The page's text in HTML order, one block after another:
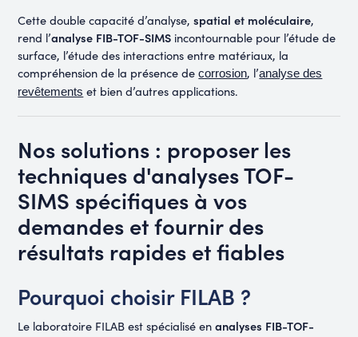
Cette double capacité d’analyse,spatial et moléculaire,
rend l’analyse FIB-TOF-SIMS incontournable pour l’étude de
surface, l’étude des interactions entre matériaux, la
compréhension de la présence decorrosion, l’analyse des
revêtements et bien d’autres applications.
Nos solutions : proposer les
techniques d'analyses TOF-
SIMS spécifiques à vos
demandes et fournir des
résultats rapides et fiables
Pourquoi choisir FILAB ?
Le laboratoire FILAB est spécialisé enanalyses FIB-TOF-